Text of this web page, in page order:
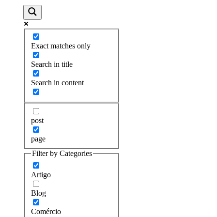
Exact matches only
Search in title
Search in content
post
page
Filter by Categories
Artigo
Blog
Comércio